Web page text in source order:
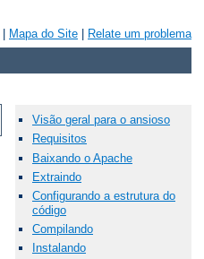
Mapa do Site Relate um problema
Visão geral para o ansioso
Requisitos
Baixando o Apache
Extraindo
Configurando a estrutura do
código
Compilando
Instalando